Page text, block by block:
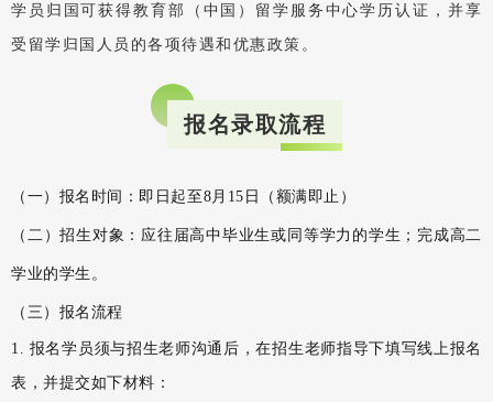
学员归国可获得教育部（中国）留学服务中心学历认证，并享
受留学归国人员的各项待遇和优惠政策。
报名录取流程
（一）报名时间：即日起至8月15日（额满即止）
（二）招生对象：应往届高中毕业生或同等学力的学生；完成高二
学业的学生。
（三）报名流程
1. 报名学员须与招生老师沟通后，在招生老师指导下填写线上报名
表，并提交如下材料：